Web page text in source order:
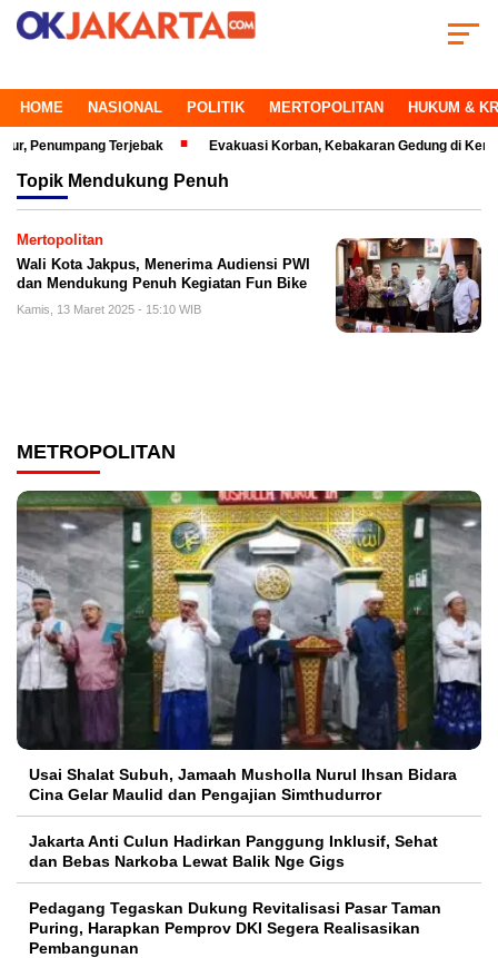
HOME NASIONAL POLITIK MERTOPOLITAN HUKUM &
Terjebak Evakuasi Korban, Kebakaran Gedung di
Topik Mendukung Penuh
Mertopolitan
Wali Kota Jakpus, Menerima Audiensi PWI
dan Mendukung Penuh Kegiatan Fun Bike
Kamis, 13 Maret 2025 - 15:10 WIB
METROPOLITAN
Usai Shalat Subuh, Jamaah Musholla Nurul Ihsan Bidara
Cina Gelar Maulid dan Pengajian Simthudurror
Jakarta Anti Culun Hadirkan Panggung Inklusif, Sehat
dan Bebas Narkoba Lewat Balik Nge Gigs
Pedagang Tegaskan Dukung Revitalisasi Pasar Taman
Puring, Harapkan Pemprov DKI Segera Realisasikan
Pembangunan